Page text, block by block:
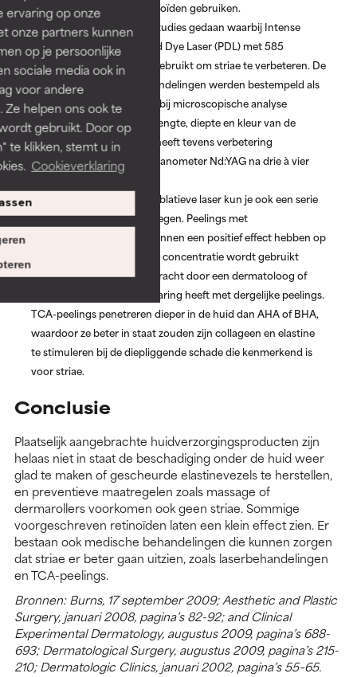
ervaring op onze
onze partners kunnen
op je persoonlijke
sociale media ook in
voor andere
helpen ons ook te
gebruikt. Door op
te klikken, stemt u in
Cookieverklaring
geen voorgeschreven retinoïden gebruiken.
Laserbehandeling:Er zijn studies gedaan waarbij Intense
Pulsed Light (IPL) en Pulsed Dye Laser (PDL) met 585
nanometer (nm) licht zijn gebruikt om striae te verbeteren. De
resultaten na vijf laserbehandelingen werden bestempeld als
klinische verbetering, waarbij microscopische analyse
verbetering aantoonde in lengte, diepte en kleur van de
huidstriemen. Onderzoek heeft tevens verbetering
aangetoond bij een 1.064 nanometer Nd:YAG na drie à vier
Peeling:
Behalve een niet-ablatieve laser kun je ook een serie
chemische peelings overwegen. Peelings met
trichloorazijnzuur (TCA) kunnen een positief effect hebben op
striae, mits daarbij de juiste concentratie wordt gebruikt
(20%) en die wordt aangebracht door een dermatoloog of
cosmetisch chirurg die ervaring heeft met dergelijke peelings.
TCA-peelings penetreren dieper in de huid dan AHA of BHA,
waardoor ze beter in staat zouden zijn collageen en elastine
te stimuleren bij de diepliggende schade die kenmerkend is
voor striae.
Conclusie
Plaatselijk aangebrachte huidverzorgingsproducten zijn
helaas niet in staat de beschadiging onder de huid weer
glad te maken of gescheurde elastinevezels te herstellen,
en preventieve maatregelen zoals massage of
dermarollers voorkomen ook geen striae. Sommige
voorgeschreven retinoïden laten een klein effect zien. Er
bestaan ook medische behandelingen die kunnen zorgen
dat striae er beter gaan uitzien, zoals laserbehandelingen
en TCA-peelings.
Bronnen: Burns, 17 september 2009; Aesthetic and Plastic
Surgery, januari 2008, pagina’s 82-92; and Clinical
Experimental Dermatology, augustus 2009, pagina’s 688-
693; Dermatological Surgery, augustus 2009, pagina’s 215-
210; Dermatologic Clinics, januari 2002, pagina’s 55–65.